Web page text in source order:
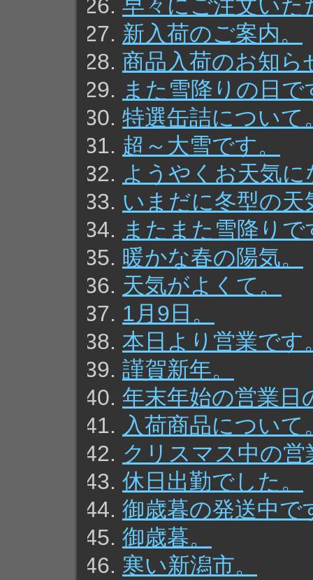
早々にご注文いた
新入荷のご案内。
商品入荷のお知ら
また雪降りの日で
特選缶詰について
超～大雪です。
ようやくお天気
いまだに冬型の天
またまた雪降りで
暖かな春の陽気。
天気がよくて。
1月9日。
本日より営業です
謹賀新年。
年末年始の営業日
入荷商品について
クリスマス中の
休日出勤でした。
御歳暮の発送中で
御歳暮。
寒い新潟市。